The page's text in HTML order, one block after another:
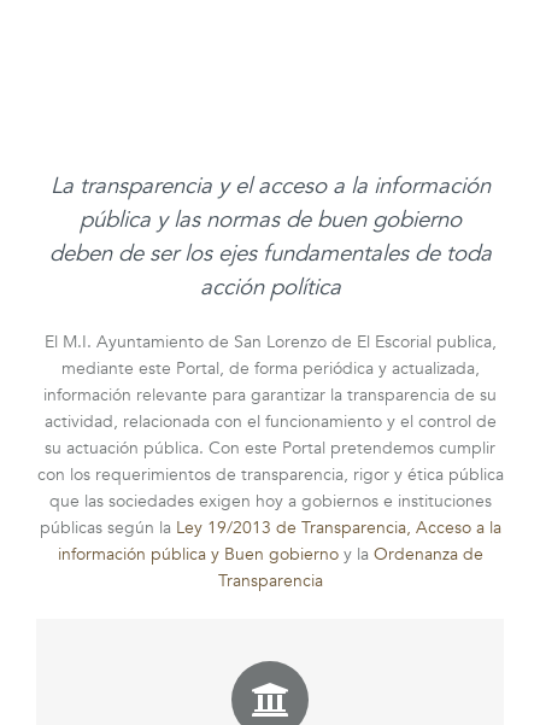
La transparencia y el acceso a la información
pública y las normas de buen gobierno
deben de ser los ejes fundamentales de toda
acción política
El M.I. Ayuntamiento de San Lorenzo de El Escorial publica,
mediante este Portal, de forma periódica y actualizada,
información relevante para garantizar la transparencia de su
actividad, relacionada con el funcionamiento y el control de
su actuación pública. Con este Portal pretendemos cumplir
con los requerimientos de transparencia, rigor y ética pública
que las sociedades exigen hoy a gobiernos e instituciones
públicas según la Ley 19/2013 de Transparencia, Acceso a la
información pública y Buen gobiernoy la Ordenanza de
Transparencia